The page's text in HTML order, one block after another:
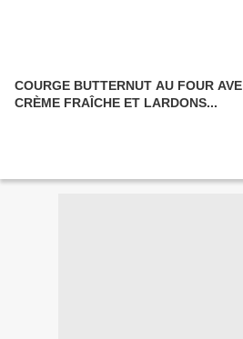
COURGE BUTTERNUT AU FOUR AVE
CRÈME FRAÎCHE ET LARDONS...